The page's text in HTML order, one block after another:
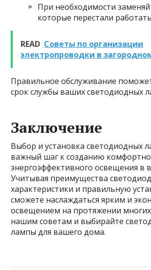
При необходимости
которые перестали
READ Советы по организации
электропроводки в
Правильное обслуживание
срок службы ваших светодиодных
Заключение
Выбор и установка светодиодных
важный шаг к созданию
энергоэффективного освещения в
Учитывая преимущества
характеристики и правильную
сможете наслаждаться ярким и
освещением на протяжении многих
нашим советам и выбирайте
лампы для вашего дома.